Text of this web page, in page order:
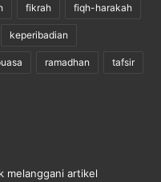
fikrah fiqh-harakah
keperibadian
ramadhan tafsir
melanggani artikel